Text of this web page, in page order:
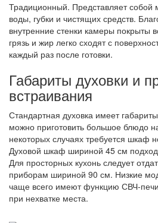
Традиционный. Представляет собой
воды, губки и чистящих средств.
внутренние стенки камеры покрыты
грязь и жир легко сходят с
каждый раз после готовки.
Габариты духовки и
встраивания
Стандартная духовка имеет
можно приготовить большое блюдо
некоторых случаях требуется шкаф
Духовой шкаф шириной 45 см
Для просторных кухонь следует
приборам шириной 90 см. Низкие
чаще всего имеют функцию СВЧ-
при нехватке места.